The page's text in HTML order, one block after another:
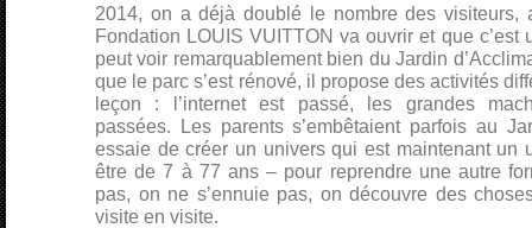
2014, on a déjà doublé le nombre des visiteurs,
Fondation LOUIS VUITTON va ouvrir et que c’est
peut voir remarquablement bien du Jardin
que le parc s’est rénové, il propose des activités
leçon : l’internet est passé, les grandes
passées. Les parents s’embêtaient parfois au
essaie de créer un univers qui est maintenant un
être de 7 à 77 ans – pour reprendre une autre
pas, on ne s’ennuie pas, on découvre des
visite en visite.